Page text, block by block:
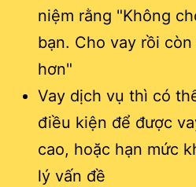
niệm rằng "Không
bạn. Cho vay rồi
hơn"
Vay dịch vụ thì có
điều kiện để được
cao, hoặc hạn mức
lý vấn đề